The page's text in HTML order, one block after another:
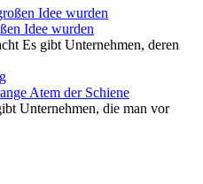
Idee wurden
Es gibt Unternehmen, deren
Atem der Schiene
Unternehmen, die man vor